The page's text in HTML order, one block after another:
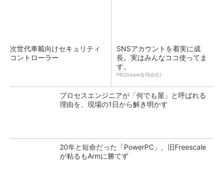
次世代車載向けセキュリティ
コントローラー
SNSアカウントを着実に成
長。実はみんなココ使ってま
す。
PR(Dreaw合同会社)
プロセスエンジニアが「何でも屋」と呼ばれる
理由を、現場の1日から解き明かす
20年と短命だった「PowerPC」、旧Freescale
が粘るもArmに勝てず